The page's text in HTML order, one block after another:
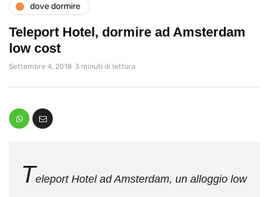
dove dormire
Teleport Hotel, dormire ad Amsterdam
low cost
Settembre 4, 2018 3 minuti di lettura
Teleport Hotel ad Amsterdam, un alloggio low